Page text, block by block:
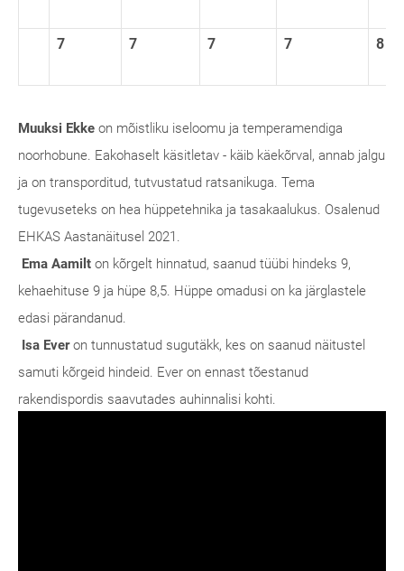
7 7 7 7 8
Muuksi Ekke on mõistliku iseloomu ja temperamendiga
noorhobune. Eakohaselt käsitletav - käib käekõrval, annab jalgu
ja on transporditud, tutvustatud ratsanikuga. Tema
tugevuseteks on hea hüppetehnika ja tasakaalukus. Osalenud
EHKAS Aastanäitusel 2021.
Ema Aamilt on kõrgelt hinnatud, saanud tüübi hindeks 9,
kehaehituse 9 ja hüpe 8,5. Hüppe omadusi on ka järglastele
edasi pärandanud.
Isa Everon tunnustatud sugutäkk, kes on saanud näitustel
samuti kõrgeid hindeid. Ever on ennast tõestanud
rakendispordis saavutades auhinnalisi kohti.